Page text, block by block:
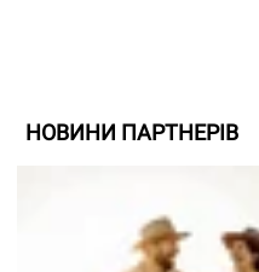
НОВИНИ ПАРТНЕРІВ